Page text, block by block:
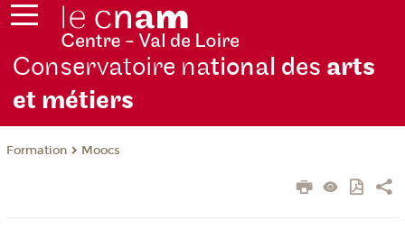
Conservatoire national des arts
et métiers
Formation Moocs